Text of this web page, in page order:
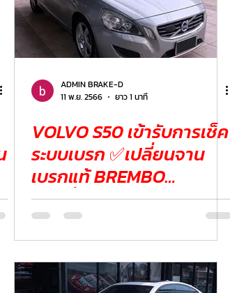
ADMIN BRAKE-D
11 พ.ย. 2566
ยาว 1 นาที
VOLVO S50 เข้ารับการเช็ค
ระบบเบรก ✅เปลี่ยนจาน
เบรกแท้ BREMBO
✅เปลี่ยนผ้าเบรก BREMBO
CERAMIC